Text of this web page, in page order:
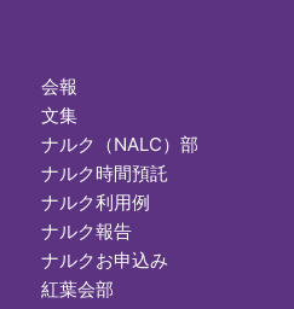
会報
文集
ナルク（NALC）部
ナルク時間預託
ナルク利用例
ナルク報告
ナルクお申込み
紅葉会部